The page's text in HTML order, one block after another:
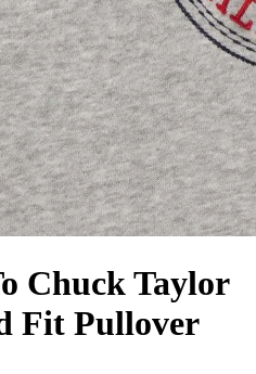
Chuck Taylor
Fit Pullover